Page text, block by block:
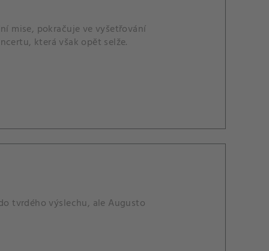
mise, pokračuje ve vyšetřování
která však opět selže.
tvrdého výslechu, ale Augusto